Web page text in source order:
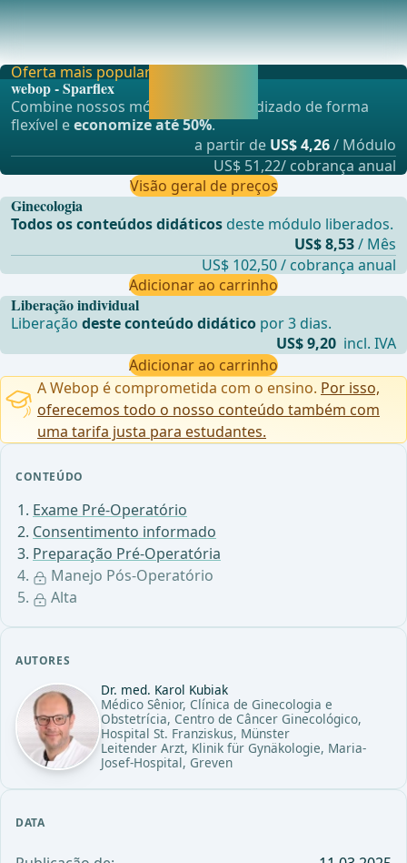
CONTEÚDO
Exame Pré-Operatório
Consentimento informado
Preparação Pré-Operatória
Manejo Pós-Operatório
Alta
AUTORES
Dr. med. Karol Kubiak
Médico Sênior, Clínica de Ginecologia e
Obstetrícia, Centro de Câncer Ginecológico,
Hospital St. Franziskus, Münster
Leitender Arzt, Klinik für Gynäkologie, Maria-
Josef-Hospital, Greven
DATA
Remova cateteres, drenos, tampões o mais cedo
possívelProfilaxia de trombose por 7 dias, ajuste se
Liberação individual
Liberaçãodeste conteúdo didático por 3 dias.
US$ 9,20 incl. IVA
Adicionar ao carrinho
Oferta mais popular
webop - Sparflex
Combine nossos módulos de aprendizado de forma
flexível eeconomize até 50%.
a partir de US$ 4,26/ Módulo
US$ 51,22/ cobrança anual
Visão geral de preços
Ginecologia
Todos os conteúdos didáticos deste módulo liberados.
US$ 8,53/ Mês
US$ 102,50 / cobrança anual
Adicionar ao carrinho
A Webop é comprometida com o ensino. Por isso,
oferecemos todo o nosso conteúdo também com
uma tarifa justa para estudantes.